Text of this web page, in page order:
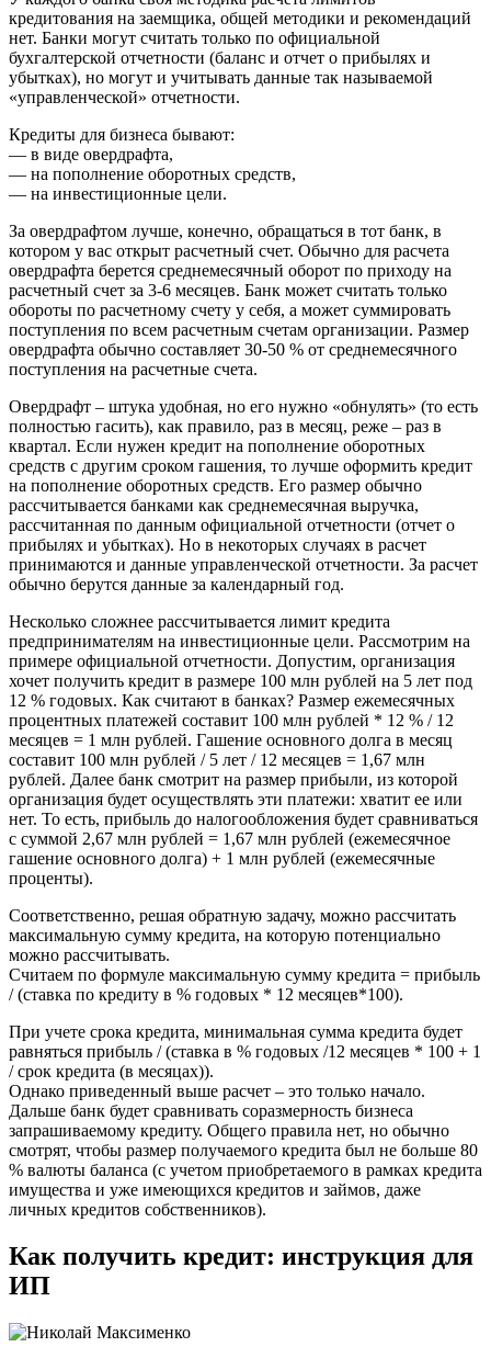
кредитования на заемщика, общей методики и рекомендаций
нет. Банки могут считать только по официальной
бухгалтерской отчетности (баланс и отчет о прибылях и
убытках), но могут и учитывать данные так называемой
«управленческой» отчетности.
Кредиты для бизнеса бывают:
— в виде овердрафта,
— на пополнение оборотных средств,
— на инвестиционные цели.
За овердрафтом лучше, конечно, обращаться в тот банк, в
котором у вас открыт расчетный счет. Обычно для расчета
овердрафта берется среднемесячный оборот по приходу на
расчетный счет за 3-6 месяцев. Банк может считать только
обороты по расчетному счету у себя, а может суммировать
поступления по всем расчетным счетам организации. Размер
овердрафта обычно составляет 30-50 % от среднемесячного
поступления на расчетные счета.
Овердрафт – штука удобная, но его нужно «обнулять» (то есть
полностью гасить), как правило, раз в месяц, реже – раз в
квартал. Если нужен кредит на пополнение оборотных
средств с другим сроком гашения, то лучше оформить кредит
на пополнение оборотных средств. Его размер обычно
рассчитывается банками как среднемесячная выручка,
рассчитанная по данным официальной отчетности (отчет о
прибылях и убытках). Но в некоторых случаях в расчет
принимаются и данные управленческой отчетности. За расчет
обычно берутся данные за календарный год.
Несколько сложнее рассчитывается лимит кредита
предпринимателям на инвестиционные цели. Рассмотрим на
примере официальной отчетности. Допустим, организация
хочет получить кредит в размере 100 млн рублей на 5 лет под
12 % годовых. Как считают в банках? Размер ежемесячных
процентных платежей составит 100 млн рублей * 12 % / 12
месяцев = 1 млн рублей. Гашение основного долга в месяц
составит 100 млн рублей / 5 лет / 12 месяцев = 1,67 млн
рублей. Далее банк смотрит на размер прибыли, из которой
организация будет осуществлять эти платежи: хватит ее или
нет. То есть, прибыль до налогообложения будет сравниваться
с суммой 2,67 млн рублей = 1,67 млн рублей (ежемесячное
гашение основного долга) + 1 млн рублей (ежемесячные
проценты).
Соответственно, решая обратную задачу, можно рассчитать
максимальную сумму кредита, на которую потенциально
можно рассчитывать.
Считаем по формуле максимальную сумму кредита = прибыль
/ (ставка по кредиту в % годовых * 12 месяцев*100).
При учете срока кредита, минимальная сумма кредита будет
равняться прибыль / (ставка в % годовых /12 месяцев * 100 + 1
/ срок кредита (в месяцах)).
Однако приведенный выше расчет – это только начало.
Дальше банк будет сравнивать соразмерность бизнеса
запрашиваемому кредиту. Общего правила нет, но обычно
смотрят, чтобы размер получаемого кредита был не больше 80
% валюты баланса (с учетом приобретаемого в рамках кредита
имущества и уже имеющихся кредитов и займов, даже
личных кредитов собственников).
Как получить кредит: инструкция для
ИП